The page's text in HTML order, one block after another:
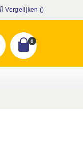
Vergelijken ()
Cart
0producten